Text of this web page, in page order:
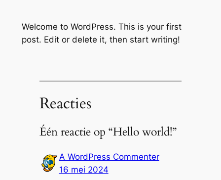
Welcome to WordPress. This is your first
post. Edit or delete it, then start writing!
Reacties
Één reactie op “Hello world!”
A WordPress Commenter
16 mei 2024